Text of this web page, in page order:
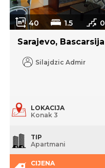
40 1.5 0
Sarajevo, Bascarsija
Silajdzic Admir
LOKACIJA
Konak 3
TIP
Apartmani
CIJENA